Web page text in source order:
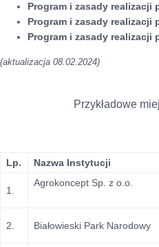
Program i zasady
Program i zasady
Program i zasady
(aktualizacja 08.02.2024)
Przykładowe
Lp. Nazwa Instytucji
1.
Agrokoncept Sp. z o.o.
2. Białowieski Park Narodowy